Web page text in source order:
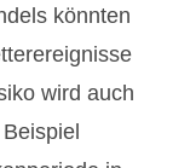
könnten
wird auch